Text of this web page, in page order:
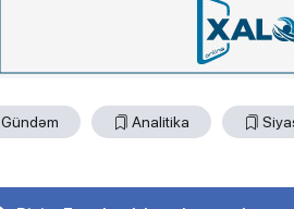
Gündəm Analitika